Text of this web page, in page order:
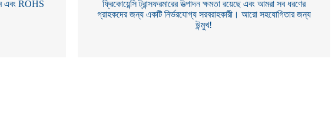
এবং ROHS
ফ্রিকোয়েন্সি ট্রান্সফরমারের উত্পাদন ক্ষমতা রয়েছে এবং আমরা সব ধরণের
গ্রাহকদের জন্য একটি নির্ভরযোগ্য সরবরাহকারী। আরো সহযোগিতার জন্য
উন্মুখ!